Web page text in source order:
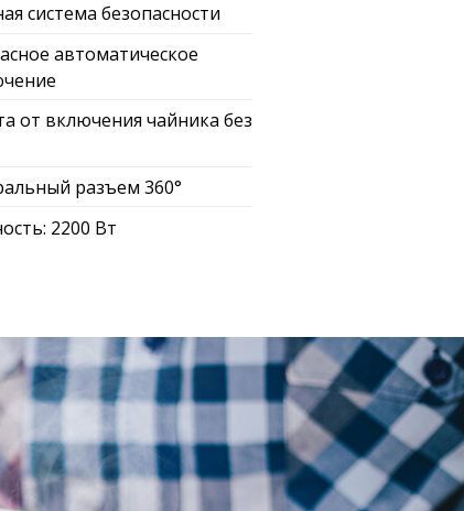
система безопасности
автоматическое
от включения чайника без
разъем 360°
2200 Вт